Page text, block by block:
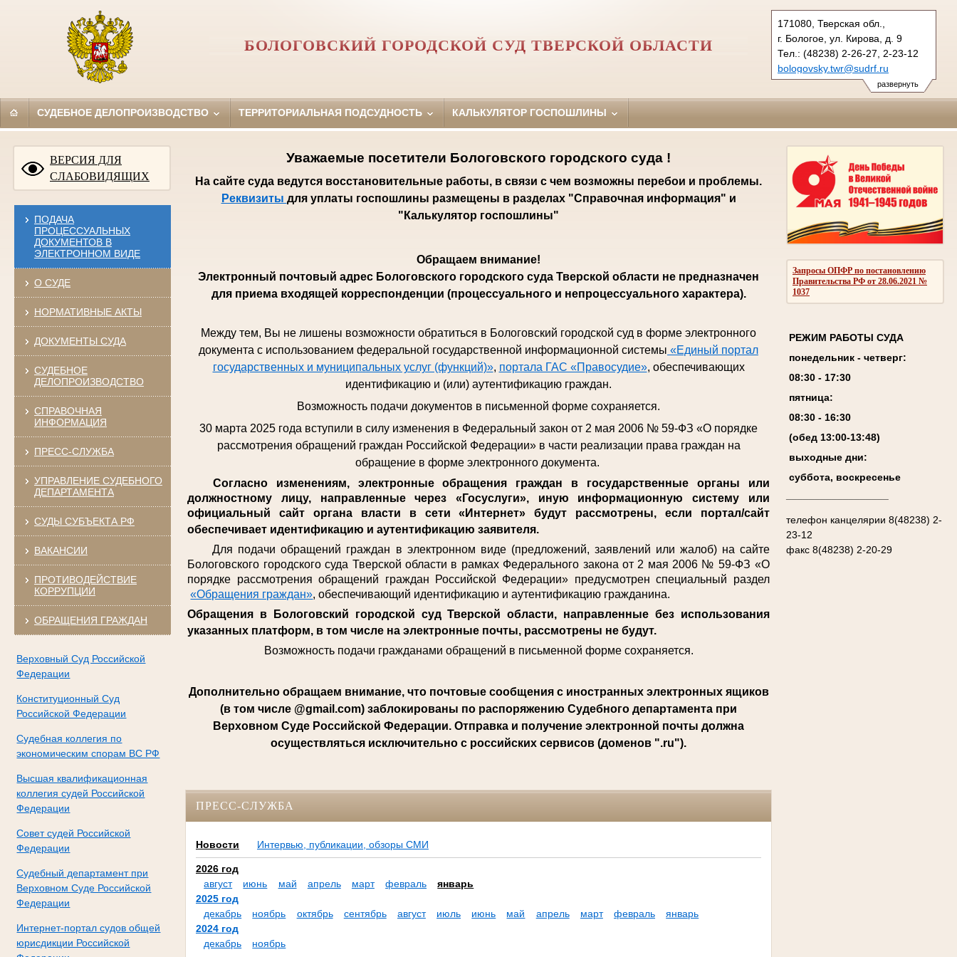
развернуть
171080, Тверская обл.,
г. Бологое, ул. Кирова, д. 9
Тел.: (48238) 2-26-27, 2-23-12
bologovsky.twr@sudrf.ru
БОЛОГОВСКИЙ ГОРОДСКОЙ СУД ТВЕРСКОЙ ОБЛАСТИ
СУДЕБНОЕ ДЕЛОПРОИЗВОДСТВО ТЕРРИТОРИАЛЬНАЯ ПОДСУДНОСТЬ КАЛЬКУЛЯТОР ГОСПОШЛИНЫ
ВЕРСИЯ ДЛЯ
СЛАБОВИДЯЩИХ
ПОДАЧА
ПРОЦЕССУАЛЬНЫХ
ДОКУМЕНТОВ В
ЭЛЕКТРОННОМ ВИДЕ
О СУДЕ
НОРМАТИВНЫЕ АКТЫ
ДОКУМЕНТЫ СУДА
СУДЕБНОЕ
ДЕЛОПРОИЗВОДСТВО
СПРАВОЧНАЯ
ИНФОРМАЦИЯ
ПРЕСС-СЛУЖБА
УПРАВЛЕНИЕ СУДЕБНОГО
ДЕПАРТАМЕНТА
СУДЫ СУБЪЕКТА РФ
ВАКАНСИИ
ПРОТИВОДЕЙСТВИЕ
КОРРУПЦИИ
ОБРАЩЕНИЯ ГРАЖДАН
Верховный Суд Российской
Федерации
Конституционный Суд
Российской Федерации
Судебная коллегия по
экономическим спорам ВС РФ
Высшая квалификационная
коллегия судей Российской
Федерации
Совет судей Российской
Федерации
Судебный департамент при
Верховном Суде Российской
Федерации
Интернет-портал судов общей
юрисдикции Российской
Запросы ОПФР по постановлению
Правительства РФ от 28.06.2021 №
1037
РЕЖИМ РАБОТЫ СУДА
понедельник - четверг:
08:30 - 17:30
пятница:
08:30 - 16:30
(обед 13:00-13:48)
выходные дни:
суббота, воскресенье
телефон канцелярии 8(48238) 2-
23-12
факс 8(48238) 2-20-29
Уважаемые посетители Бологовского городского суда !
На сайте суда ведутся восстановительные работы, в связи с чем возможны перебои и проблемы.
Реквизиты для уплаты госпошлины размещены в разделах "Справочная информация" и
"Калькулятор госпошлины"
Обращаем внимание!
Электронный почтовый адрес Бологовского городского суда Тверской области не предназначен
для приема входящей корреспонденции (процессуального и непроцессуального характера).
Между тем, Вы не лишены возможности обратиться в Бологовский городской суд в форме электронного
документа с использованием федеральной государственной информационной системы «Единый портал
государственных и муниципальных услуг (функций)», портала ГАС «Правосудие», обеспечивающих
идентификацию и (или) аутентификацию граждан.
Возможность подачи документов в письменной форме сохраняется.
30 марта 2025 года вступили в силу изменения в Федеральный закон от 2 мая 2006 № 59-ФЗ «О порядке
рассмотрения обращений граждан Российской Федерации» в части реализации права граждан на
обращение в форме электронного документа.
Согласно изменениям, электронные обращения граждан в государственные органы или
должностному лицу, направленные через «Госуслуги», иную информационную систему или
официальный сайт органа власти в сети «Интернет» будут рассмотрены, если портал/сайт
обеспечивает идентификацию и аутентификацию заявителя.
Для подачи обращений граждан в электронном виде (предложений, заявлений или жалоб) на сайте
Бологовского городского суда Тверской области в рамках Федерального закона от 2 мая 2006 № 59-ФЗ «О
порядке рассмотрения обращений граждан Российской Федерации» предусмотрен специальный раздел
«Обращения граждан», обеспечивающий идентификацию и аутентификацию гражданина.
Обращения в Бологовский городской суд Тверской области, направленные без использования
указанных платформ, в том числе на электронные почты, рассмотрены не будут.
Возможность подачи гражданами обращений в письменной форме сохраняется.
Дополнительно обращаем внимание, что почтовые сообщения с иностранных электронных ящиков
(в том числе @gmail.com) заблокированы по распоряжению Судебного департамента при
Верховном Суде Российской Федерации. Отправка и получение электронной почты должна
осуществляться исключительно с российских сервисов (доменов ".ru").
ПРЕСС-СЛУЖБА
Новости Интервью, публикации, обзоры СМИ
2026 год
август
июнь май апрель март февраль
январь
2025 год
декабрь
ноябрь октябрь сентябрь август июль июнь май апрель март февраль
январь
2024 год
декабрь
ноябрь